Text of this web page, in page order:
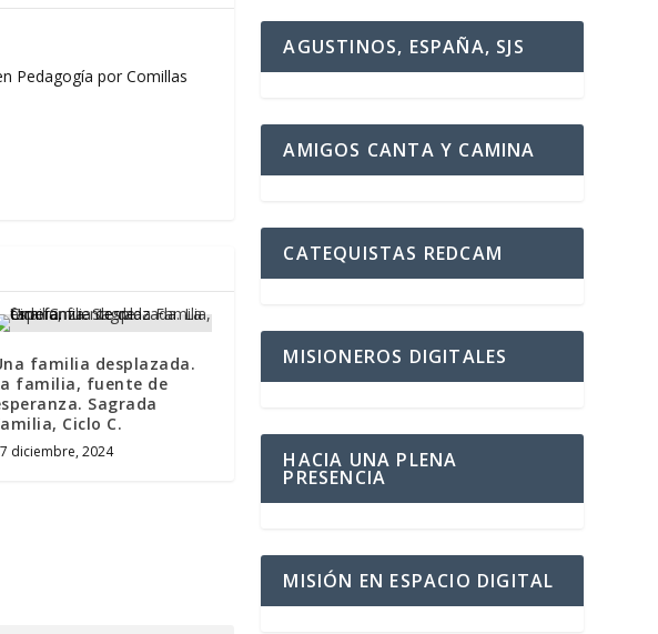
Pedagogía por Comillas
familia desplazada.
familia, fuente de
Sagrada
Ciclo C.
diciembre, 2024
AGUSTINOS, ESPAÑA, SJS
AMIGOS CANTA Y CAMINA
CATEQUISTAS REDCAM
MISIONEROS DIGITALES
HACIA UNA PLENA
PRESENCIA
MISIÓN EN ESPACIO DIGITAL